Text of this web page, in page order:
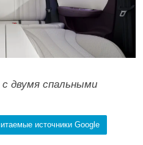
с двумя спальными
источники Google